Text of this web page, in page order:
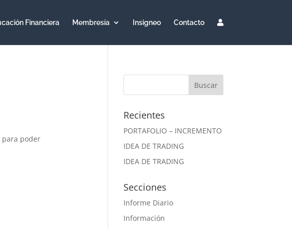
Financiera Membresía Insigneo Contacto
para poder
Recientes
PORTAFOLIO – INCREMENTO
IDEA DE TRADING
IDEA DE TRADING
Secciones
Informe Diario
Información